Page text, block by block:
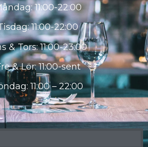
11:00-22:00
11:00-22:00
& Tors: 11:00-23:00
& Lör: 11:00-sent
11:00 – 22:00